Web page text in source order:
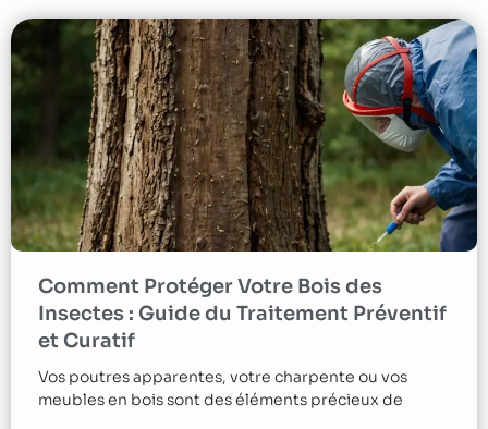
Comment Protéger Votre Bois des
Insectes : Guide du Traitement Préventif
et Curatif
Vos poutres apparentes, votre charpente ou vos
meubles en bois sont des éléments précieux de